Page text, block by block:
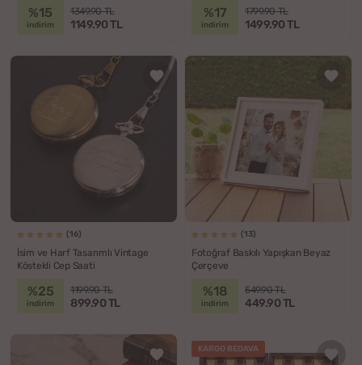
%15
indirim
1349.90 TL
1149.90 TL
%17
indirim
1799.90 TL
1499.90 TL
(16)
İsim ve Harf Tasarımlı Vintage
Köstekli Cep Saati
%25
indirim
1199.90 TL
899.90 TL
(13)
Fotoğraf Baskılı Yapışkan Beyaz
Çerçeve
%18
indirim
549.90 TL
449.90 TL
KARGO BEDAVA